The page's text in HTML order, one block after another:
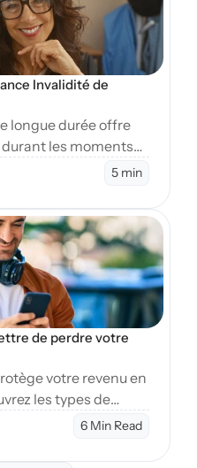
Invalidité de
longue durée offre
les moments
sur ses nombreux
5 min
de perdre votre
votre revenu en
les types de
sécuriser votre
6 Min Read